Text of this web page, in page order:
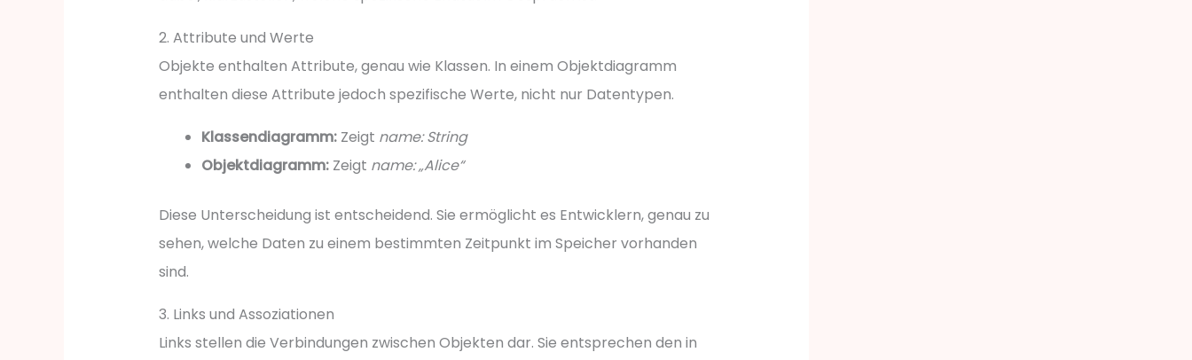
2. Attribute und Werte
Objekte enthalten Attribute, genau wie Klassen. In einem Objektdiagramm
enthalten diese Attribute jedoch spezifische Werte, nicht nur Datentypen.
Klassendiagramm:Zeigt name: String
Objektdiagramm:Zeigt name: „Alice“
Diese Unterscheidung ist entscheidend. Sie ermöglicht es Entwicklern, genau zu
sehen, welche Daten zu einem bestimmten Zeitpunkt im Speicher vorhanden
sind.
3. Links und Assoziationen
Links stellen die Verbindungen zwischen Objekten dar. Sie entsprechen den in